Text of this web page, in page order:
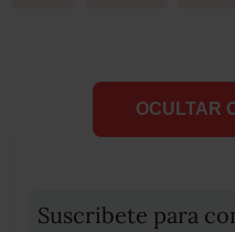
OCULTAR
Suscribete para